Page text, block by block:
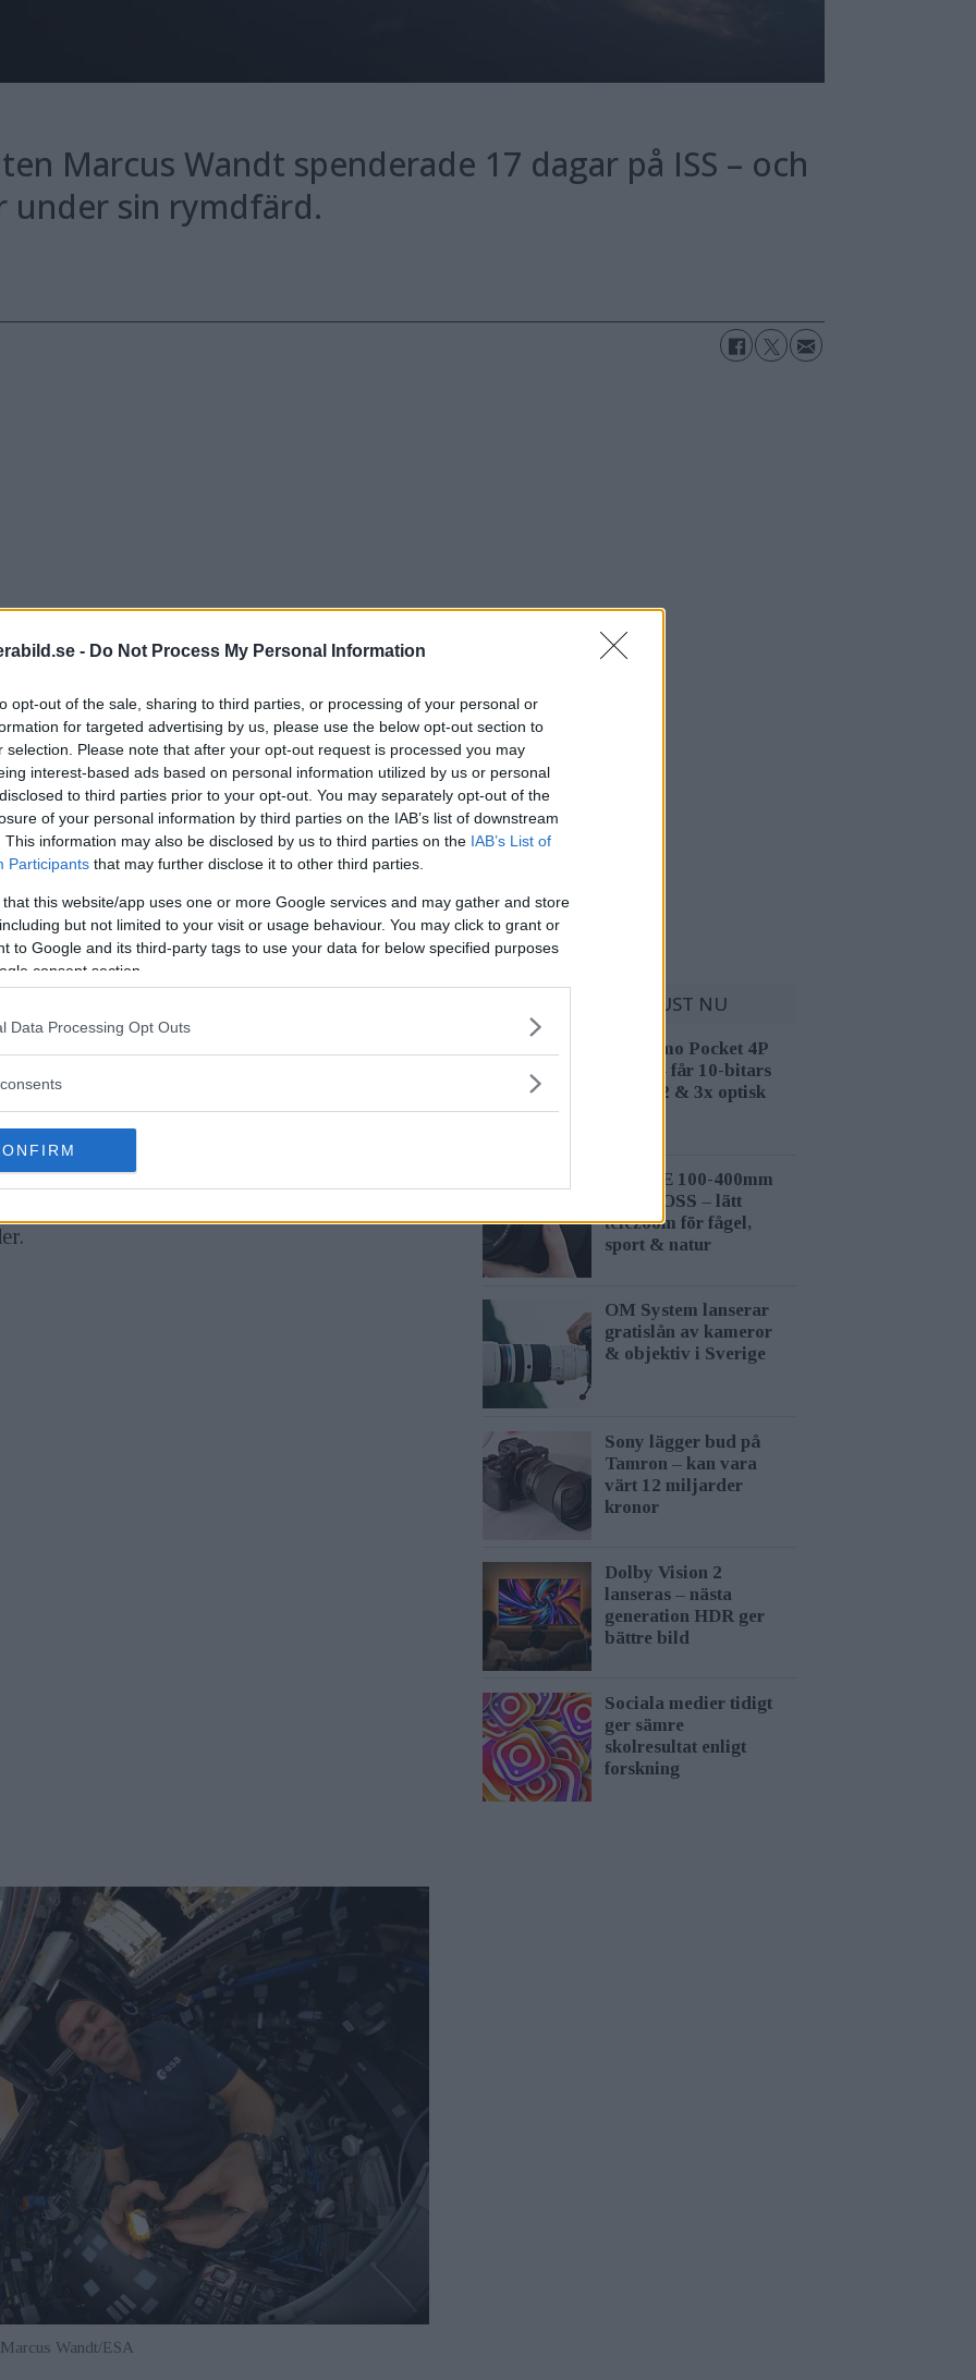
- Do Not Process My Personal Information
opt-out of the sale, sharing to third parties, or processing of your personal or
for targeted advertising by us, please use the below opt-out section to
selection. Please note that after your opt-out request is processed you may
interest-based ads based on personal information utilized by us or personal
to third parties prior to your opt-out. You may separately opt-out of the
of your personal information by third parties on the IAB’s list of downstream
This information may also be disclosed by us to third parties on the IAB’s List of
Participants that may further disclose it to other third parties.
that this website/app uses one or more Google services and may gather and store
but not limited to your visit or usage behaviour. You may click to grant or
to Google and its third-party tags to use your data for below specified purposes
consent section.
Data Processing Opt Outs
Marcus Wandt spenderade 17 dagar på ISS – och
sin rymdfärd.
MEST LÄST JUST NU
DJI Osmo Pocket 4P
släppt – får 10-bitars
D-Log 2 & 3x optisk
Sony FE 100-400mm
F5,6-8 OSS – lätt
telezoom för fågel,
sport & natur
OM System lanserar
gratislån av kameror
& objektiv i Sverige
Sony lägger bud på
Tamron – kan vara
värt 12 miljarder
kronor
Dolby Vision 2
lanseras – nästa
generation HDR ger
bättre bild
Sociala medier tidigt
ger sämre
skolresultat enligt
forskning
rymdstationen ISS – och saker kommer
& Bild om de 13 Nikon Z9-kameror som
dokumentera livet ombord på ISS, men även
och filma i rymden kan vi öka vår
Wandt som spenderat 17 dagar på ISS
tiden har vi kunnat följa hans färd genom
Wandt/ESA